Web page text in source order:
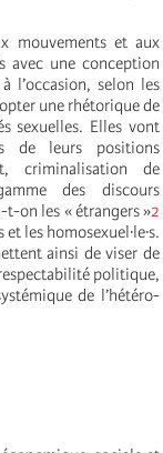
mouvements et aux
avec une conception
l’occasion, selon les
une rhétorique de
sexuelles. Elles vont
de leurs positions
criminalisation de
des discours
on les « étrangers »2
les homosexuel·le·s.
ainsi de viser de
politique,
de l’hétéro-